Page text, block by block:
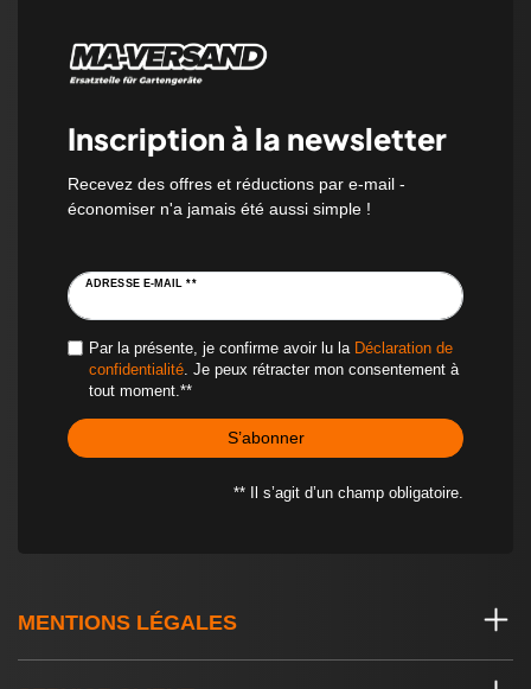
Inscription à la newsletter
Recevez des offres et réductions par e-mail -
économiser n'a jamais été aussi simple !
ADRESSE E-MAIL **
Par la présente, je confirme avoir lu la Déclaration de
confidentialité. Je peux rétracter mon consentement à
tout moment.**
S’abonner
** Il s’agit d’un champ obligatoire.
MENTIONS LÉGALES